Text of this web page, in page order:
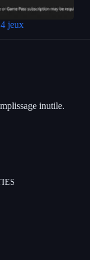
jeux
inutile.